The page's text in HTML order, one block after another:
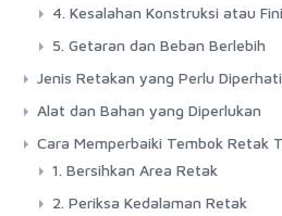
4. Kesalahan Konstruksi atau
5. Getaran dan Beban Berlebih
Jenis Retakan yang Perlu
Alat dan Bahan yang Diperlukan
Cara Memperbaiki Tembok Retak
1. Bersihkan Area Retak
2. Periksa Kedalaman Retak